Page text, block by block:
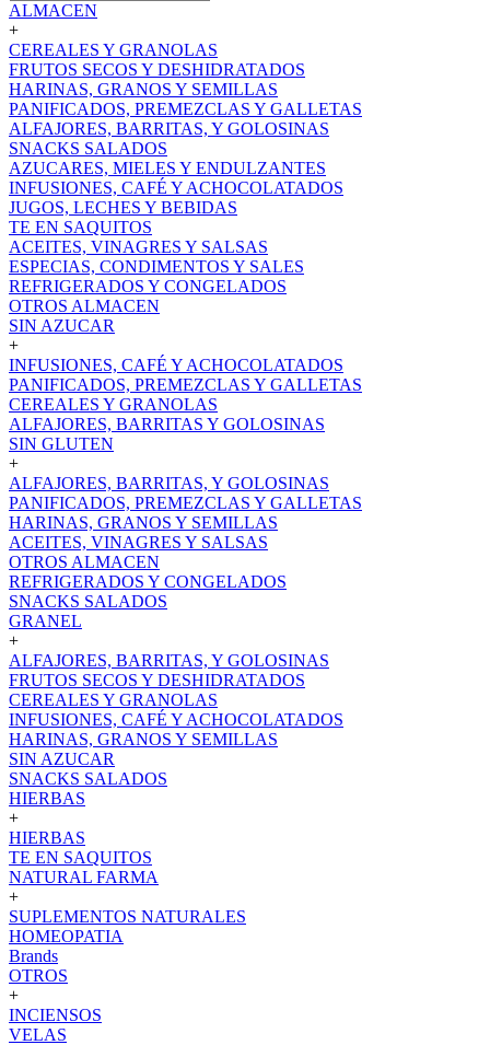
ALMACEN
+
CEREALES Y GRANOLAS
FRUTOS SECOS Y DESHIDRATADOS
HARINAS, GRANOS Y SEMILLAS
PANIFICADOS, PREMEZCLAS Y GALLETAS
ALFAJORES, BARRITAS, Y GOLOSINAS
SNACKS SALADOS
AZUCARES, MIELES Y ENDULZANTES
INFUSIONES, CAFÉ Y ACHOCOLATADOS
JUGOS, LECHES Y BEBIDAS
TE EN SAQUITOS
ACEITES, VINAGRES Y SALSAS
ESPECIAS, CONDIMENTOS Y SALES
REFRIGERADOS Y CONGELADOS
OTROS ALMACEN
SIN AZUCAR
+
INFUSIONES, CAFÉ Y ACHOCOLATADOS
PANIFICADOS, PREMEZCLAS Y GALLETAS
CEREALES Y GRANOLAS
ALFAJORES, BARRITAS Y GOLOSINAS
SIN GLUTEN
+
ALFAJORES, BARRITAS, Y GOLOSINAS
PANIFICADOS, PREMEZCLAS Y GALLETAS
HARINAS, GRANOS Y SEMILLAS
ACEITES, VINAGRES Y SALSAS
OTROS ALMACEN
REFRIGERADOS Y CONGELADOS
SNACKS SALADOS
GRANEL
+
ALFAJORES, BARRITAS, Y GOLOSINAS
FRUTOS SECOS Y DESHIDRATADOS
CEREALES Y GRANOLAS
INFUSIONES, CAFÉ Y ACHOCOLATADOS
HARINAS, GRANOS Y SEMILLAS
SIN AZUCAR
SNACKS SALADOS
HIERBAS
+
HIERBAS
TE EN SAQUITOS
NATURAL FARMA
+
SUPLEMENTOS NATURALES
HOMEOPATIA
Brands
OTROS
+
INCIENSOS
VELAS